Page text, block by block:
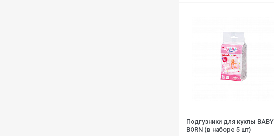
Подгузники для куклы BABY
BORN (в наборе 5 шт)